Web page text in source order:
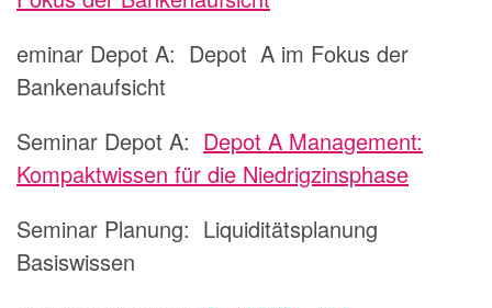
eminar Depot A: Depot A im Fokus der
Bankenaufsicht
Seminar Depot A: Depot A Management:
Kompaktwissen für die Niedrigzinsphase
Seminar Planung: Liquiditätsplanung
Basiswissen